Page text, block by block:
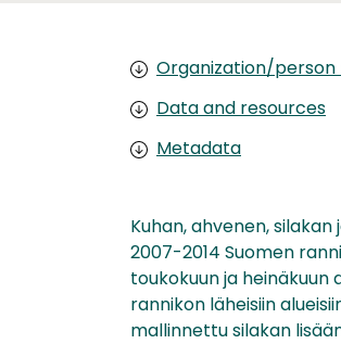
Organization/
Data and resources
Metadata
Kuhan, ahvenen,
2007-2014 Suomen
toukokuun ja heinäkuun
rannikon läheisiin
mallinnettu silakan